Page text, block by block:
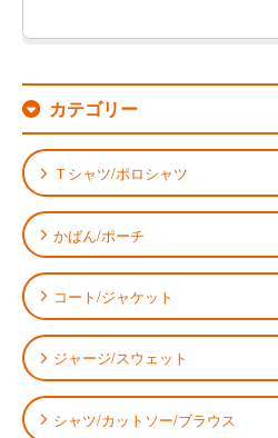
カテゴリー
Ｔシャツ/ポロシャツ
かばん/ポーチ
コート/ジャケット
ジャージ/スウェット
シャツ/カットソー/ブラウス